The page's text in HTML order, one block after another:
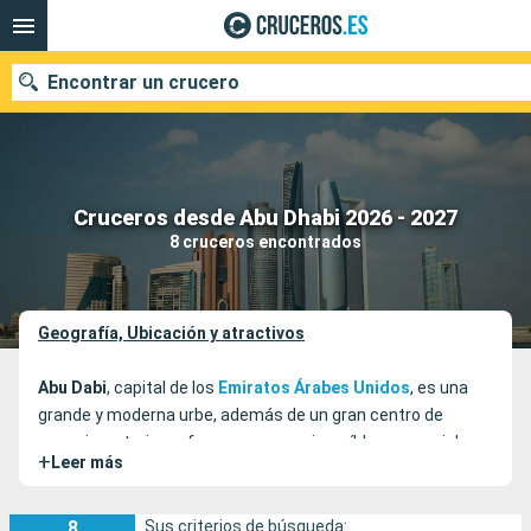
Cruceros desde Abu Dhabi 2026 - 2027
8 cruceros encontrados
Encontrar un crucero
Nuestros destinos
Fecha de salida
Puertos
Buscar
Geografía, Ubicación y atractivos
Abu Dabi, capital de los Emiratos Árabes Unidos, es una
grande y moderna urbe, además de un gran centro de
negocios y turismo famoso por sus increíbles rascacielos.
La faceta sofisticada y audaz que posee en la actualidad
Esta innovadora y contemporánea ciudad, es la sede de
+ Leer más
Sus criterios de búsqueda: